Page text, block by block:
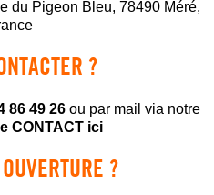
du Pigeon Bleu, 78490 Méré,
?
86 49 26ou par mail via notre
CONTACT ici
?